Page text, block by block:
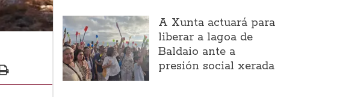
A Xunta actuará para
liberar a lagoa de
Baldaio ante a
presión social xerada